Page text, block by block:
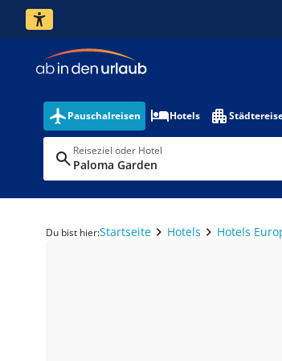
Pauschalreisen Hotels
Reiseziel oder Hotel
Paloma Garden
Du bist hier:Startseite Hotels Hotels